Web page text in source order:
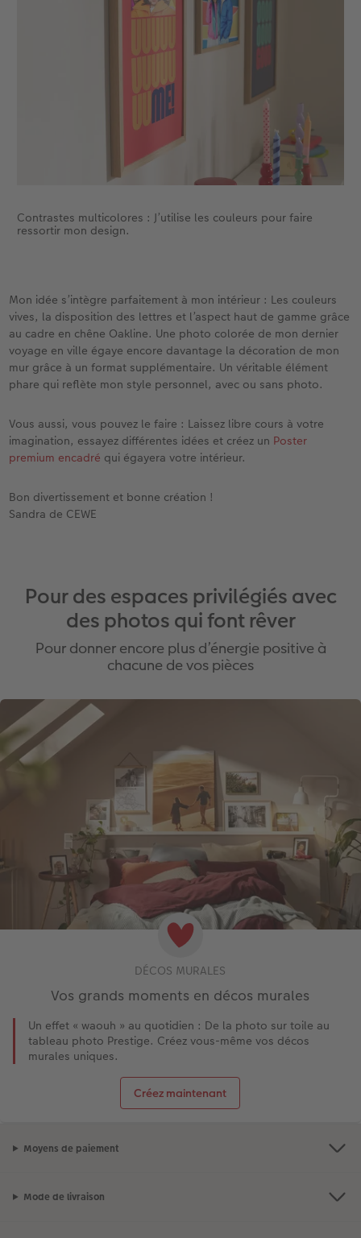
C’est ce qui me fascine dans la création libre : Je
découvre sans cesse de nouvelles choses.
Contrastes multicolores : J’utilise les couleurs pour faire
ressortir mon design.
Mon idée s’intègre parfaitement à mon intérieur : Les couleurs
vives, la disposition des lettres et l’aspect haut de gamme grâce
au cadre en chêne Oakline. Une photo colorée de mon dernier
voyage en ville égaye encore davantage la décoration de mon
mur grâce à un format supplémentaire. Un véritable élément
phare qui reflète mon style personnel, avec ou sans photo.
Vous aussi, vous pouvez le faire : Laissez libre cours à votre
imagination, essayez différentes idées et créez un Poster
premium encadré qui égayera votre intérieur.
Bon divertissement et bonne création !
Sandra de CEWE
Pour des espaces privilégiés avec
des photos qui font rêver
Pour donner encore plus d’énergie positive à
chacune de vos pièces
DÉCOS MURALES
Vos grands moments en décos murales
Un effet « waouh » au quotidien : De la photo sur toile au
tableau photo Prestige. Créez vous-même vos décos
murales uniques.
Créez maintenant
Moyens de paiement
Mode de livraison